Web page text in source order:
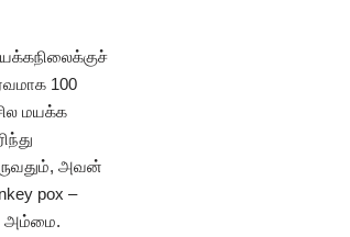
100
மயக்க
அவன்
pox –
அம்மை.